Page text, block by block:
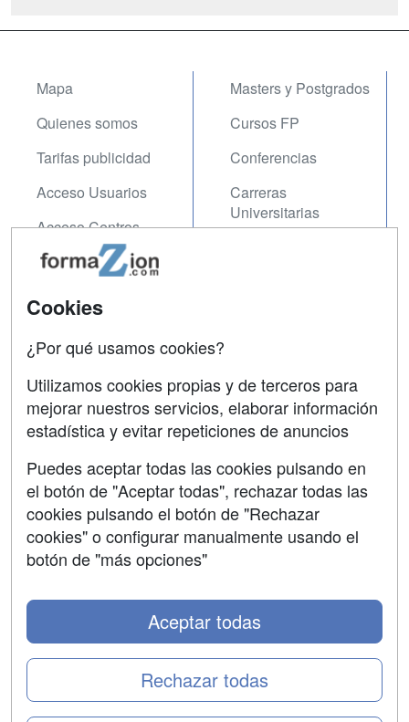
Mapa
Quienes somos
Tarifas publicidad
Acceso Usuarios
Acceso Centros
Masters y Postgrados
Cursos FP
Conferencias
Carreras
Universitarias
Contactar
Copyleft
Grupo formazion:
Copyright 2000-2026 Formazion Web, S.L. - Calle
Cookies
¿Por qué usamos cookies?
Utilizamos cookies propias y de terceros para
mejorar nuestros servicios, elaborar información
estadística y evitar repeticiones de anuncios
Puedes aceptar todas las cookies pulsando en
el botón de "Aceptar todas", rechazar todas las
cookies pulsando el botón de "Rechazar
cookies" o configurar manualmente usando el
botón de "más opciones"
Rechazar todas
Aceptar todas